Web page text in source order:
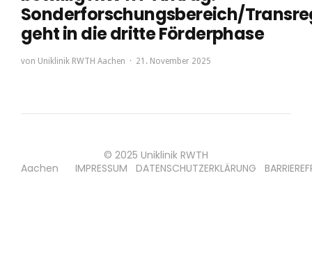
Sonderforschungsbereich/
geht in die dritte Förderphase
von Uniklinik RWTH Aachen 21. November 2025
© 2025 Uniklinik RWTH
Aachen IMPRESSUM DATENSCHUTZERKLÄRUNG